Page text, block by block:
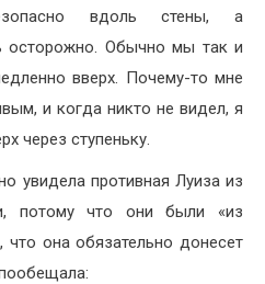
вдоль стены, а
осторожно. Обычно мы так и
вверх. Почему-то мне
и когда никто не видел, я
через ступеньку.
увидела противная Луиза из
потому что они были «из
что она обязательно донесет